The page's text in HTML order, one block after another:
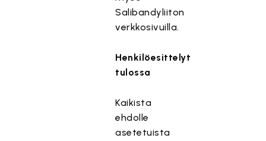
Salibandyliiton
verkkosivuilla.
Henkilöesittelyt
tulossa
Kaikista
ehdolle
asetetuista